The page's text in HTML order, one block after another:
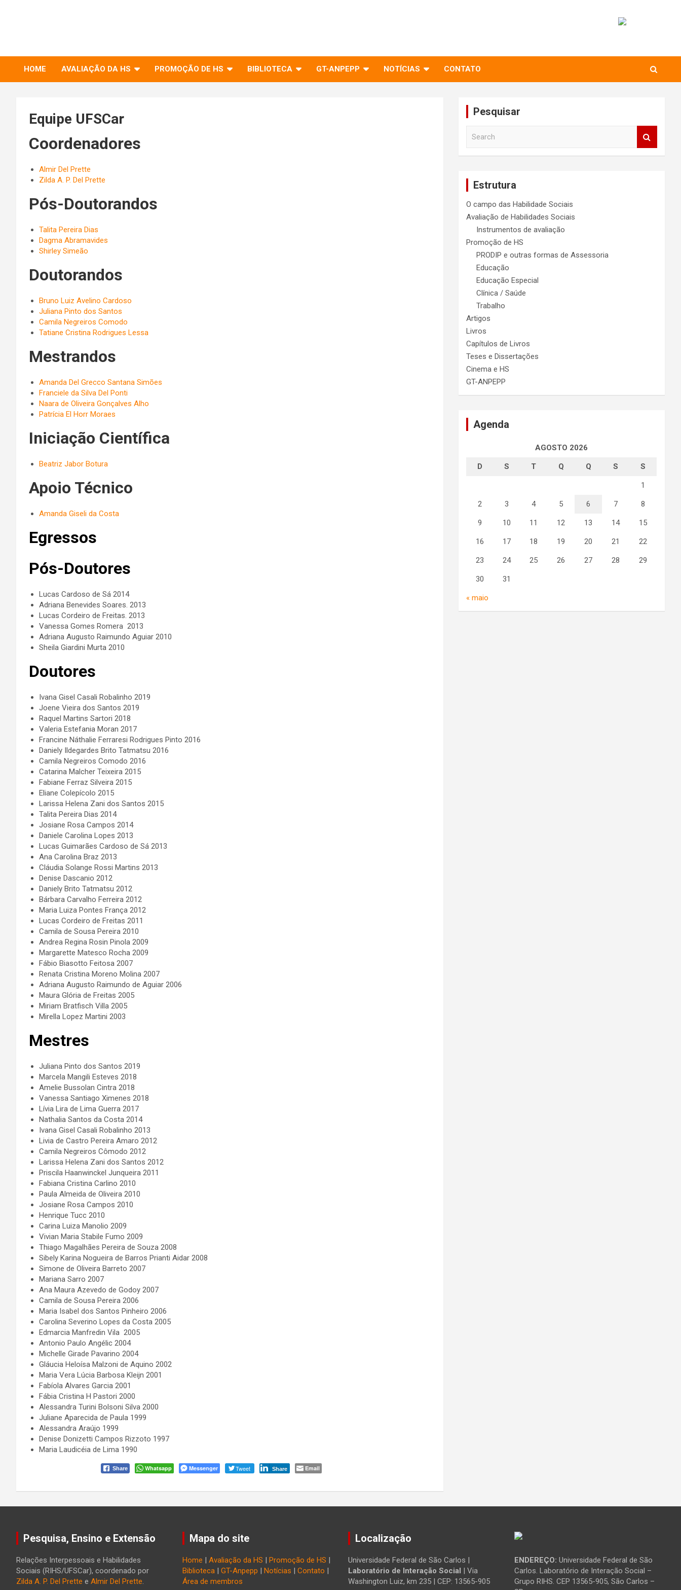
HOME AVALIAÇÃO DA HS PROMOÇÃO DE HS BIBLIOTECA GT-ANPEPP NOTÍCIAS CONTATO
Equipe UFSCar
Coordenadores
Almir Del Prette
Zilda A. P. Del Prette
Pós-Doutorandos
Talita Pereira Dias
Dagma Abramavides
Shirley Simeão
Doutorandos
Bruno Luiz Avelino Cardoso
Juliana Pinto dos Santos
Camila Negreiros Comodo
Tatiane Cristina Rodrigues Lessa
Mestrandos
Amanda Del Grecco Santana Simões
Franciele da Silva Del Ponti
Naara de Oliveira Gonçalves Alho
Patrícia El Horr Moraes
Iniciação Científica
Beatriz Jabor Botura
Apoio Técnico
Amanda Giseli da Costa
Egressos
Pós-Doutores
Lucas Cardoso de Sá 2014
Adriana Benevides Soares. 2013
Lucas Cordeiro de Freitas. 2013
Vanessa Gomes Romera 2013
Adriana Augusto Raimundo Aguiar 2010
Sheila Giardini Murta 2010
Doutores
Ivana Gisel Casali Robalinho 2019
Joene Vieira dos Santos 2019
Raquel Martins Sartori 2018
Valeria Estefania Moran 2017
Francine Náthalie Ferraresi Rodrigues Pinto 2016
Daniely Ildegardes Brito Tatmatsu 2016
Camila Negreiros Comodo 2016
Catarina Malcher Teixeira 2015
Fabiane Ferraz Silveira 2015
Eliane Colepícolo 2015
Larissa Helena Zani dos Santos 2015
Talita Pereira Dias 2014
Josiane Rosa Campos 2014
Daniele Carolina Lopes 2013
Lucas Guimarães Cardoso de Sá 2013
Ana Carolina Braz 2013
Cláudia Solange Rossi Martins 2013
Denise Dascanio 2012
Daniely Brito Tatmatsu 2012
Bárbara Carvalho Ferreira 2012
Maria Luiza Pontes França 2012
Lucas Cordeiro de Freitas 2011
Camila de Sousa Pereira 2010
Andrea Regina Rosin Pinola 2009
Margarette Matesco Rocha 2009
Fábio Biasotto Feitosa 2007
Renata Cristina Moreno Molina 2007
Adriana Augusto Raimundo de Aguiar 2006
Maura Glória de Freitas 2005
Miriam Bratfisch Villa 2005
Mirella Lopez Martini 2003
Mestres
Juliana Pinto dos Santos 2019
Marcela Mangili Esteves 2018
Amelie Bussolan Cintra 2018
Vanessa Santiago Ximenes 2018
Lívia Lira de Lima Guerra 2017
Nathalia Santos da Costa 2014
Ivana Gisel Casali Robalinho 2013
Livia de Castro Pereira Amaro 2012
Camila Negreiros Cômodo 2012
Larissa Helena Zani dos Santos 2012
Priscila Haanwinckel Junqueira 2011
Fabiana Cristina Carlino 2010
Paula Almeida de Oliveira 2010
Josiane Rosa Campos 2010
Henrique Tucc 2010
Carina Luiza Manolio 2009
Vivian Maria Stabile Fumo 2009
Thiago Magalhães Pereira de Souza 2008
Sibely Karina Nogueira de Barros Prianti Aidar 2008
Simone de Oliveira Barreto 2007
Mariana Sarro 2007
Ana Maura Azevedo de Godoy 2007
Camila de Sousa Pereira 2006
Maria Isabel dos Santos Pinheiro 2006
Carolina Severino Lopes da Costa 2005
Edmarcia Manfredin Vila 2005
Antonio Paulo Angélic 2004
Michelle Girade Pavarino 2004
Gláucia Heloísa Malzoni de Aquino 2002
Maria Vera Lúcia Barbosa Kleijn 2001
Fabíola Alvares Garcia 2001
Fábia Cristina H Pastori 2000
Alessandra Turini Bolsoni Silva 2000
Juliane Aparecida de Paula 1999
Alessandra Araújo 1999
Denise Donizetti Campos Rizzoto 1997
Maria Laudicéia de Lima 1990
Share Whatsapp Messenger Tweet Share Email
Pesquisar
Estrutura
O campo das Habilidade Sociais
Avaliação de Habilidades Sociais
Instrumentos de avaliação
Promoção de HS
PRODIP e outras formas de Assessoria
Educação
Educação Especial
Clínica / Saúde
Trabalho
Artigos
Livros
Capítulos de Livros
Teses e Dissertações
Cinema e HS
GT-ANPEPP
Agenda
AGOSTO 2026
D S T Q Q S S
1
2 3 4 5 6 7 8
9 10 11 12 13 14 15
16 17 18 19 20 21 22
23 24 25 26 27 28 29
30 31
« maio
Pesquisa, Ensino e Extensão
Relações Interpessoais e Habilidades
Sociais (RIHS/UFSCar), coordenado por
Zilda A. P. Del Prette e Almir Del Prette.
Mapa do site
Home | Avaliação da HS | Promoção de HS |
Biblioteca| GT-Anpepp | Notícias | Contato |
Área de membros
Localização
Universidade Federal de São Carlos |
Laboratório de Interação Social | Via
Washington Luiz, km 235 | CEP: 13565-905
ENDEREÇO: Universidade Federal de São
Carlos. Laboratório de Interação Social –
Grupo RIHS. CEP 13565-905, São Carlos –